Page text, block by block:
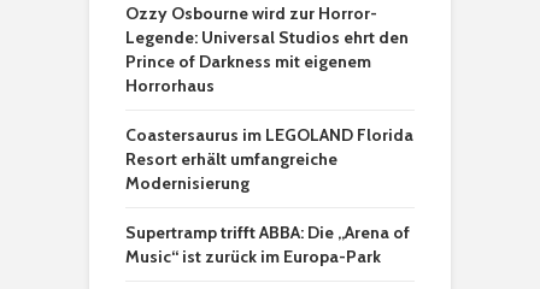
Ozzy Osbourne wird zur Horror-
Legende: Universal Studios ehrt den
Prince of Darkness mit eigenem
Horrorhaus
Coastersaurus im LEGOLAND Florida
Resort erhält umfangreiche
Modernisierung
Supertramp trifft ABBA: Die „Arena of
Music“ ist zurück im Europa-Park